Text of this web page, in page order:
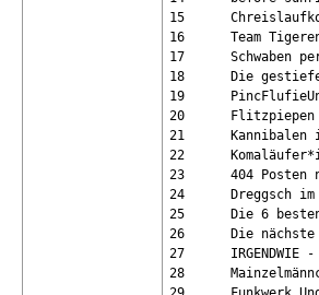
15	Chreislaufkollaps	22	17.05.2026 08:51:32	157	33
16	Team Tigerente	11	17.05.2026 08:51:55	149.9	33
17	Schwaben per Anhalter	77	17.05.2026 08:39:17	141	32
18	Die gestiefelten Muskelkater	71	17.05.2026 08:51:00	141	32
19	PincFlufieUnikorns	62	17.05.2026 08:55:57	139.4	32
20	Flitzpiepen	49	17.05.2026 07:52:34	134.1	31
21	Kannibalen in Zivil	57	17.05.2026 08:02:32	137.2	31
22	Komaläufer*innen	21	17.05.2026 08:04:29	132.8	31
23	404 Posten not found	30	17.05.2026 08:04:55	140.7	31
24	Dreggsch im Schlafsack	28	17.05.2026 08:12:28	139.2	31
25	Die 6 besten Arten mit Brombeeren fertig zu werden	69	17.05.2026 08:30:56	133.2	31
26	Die nächste Runde geht auf mich!	32	17.05.2026 08:34:34	135.5	31
27	IRGENDWIE - schaffen wir das schon	19	17.05.2026 08:35:45	136.5	31
28	Mainzelmännchen	39	17.05.2026 08:45:05	135.9	31